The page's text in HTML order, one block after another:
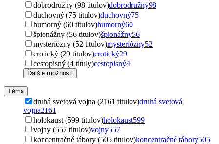
dobrodružný (98 titulov)dobrodružný98
duchovný (75 titulov)duchovný75
humorný (60 titulov)humorný60
špionážny (56 titulov)špionážny56
mysteriózny (52 titulov)mysteriózny52
erotický (29 titulov)erotický29
cestopisný (4 tituly)cestopisný4
Ďalšie možnosti
Téma
druhá svetová vojna (2161 titulov)druhá svetová
vojna2161
holokaust (599 titulov)holokaust599
vojny (557 titulov)vojny557
koncentračné tábory (505 titulov)koncentračné tábory505